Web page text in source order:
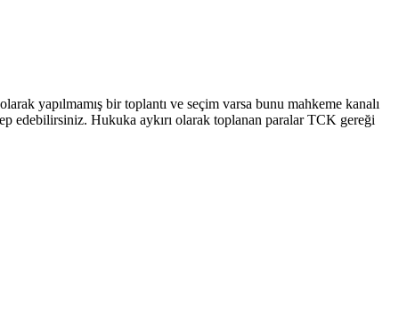
yapılmamış bir toplantı ve seçim varsa bunu mahkeme kanalı
edebilirsiniz. Hukuka aykırı olarak toplanan paralar TCK gereği